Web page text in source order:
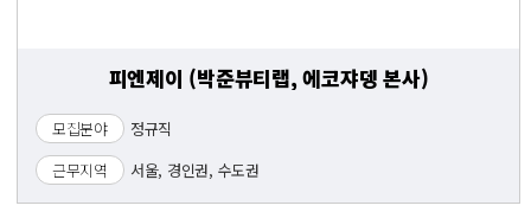
피엔제이 (박준뷰티랩, 에코쟈뎅 본사)
모집분야
정규직
근무지역
서울, 경인권, 수도권